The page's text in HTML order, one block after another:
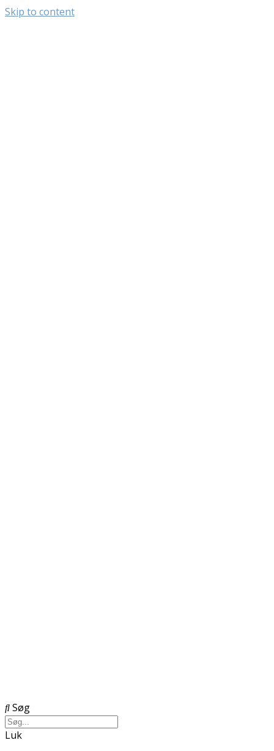
Skip to content
Søg
Luk